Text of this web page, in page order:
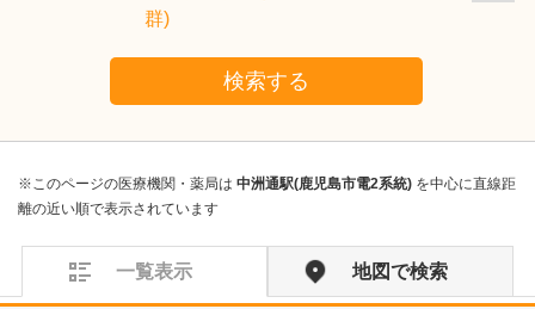
群)
検索する
※このページの医療機関・薬局は 中洲通駅(鹿児島市電2系統) を中心に直線距
離の近い順で表示されています
一覧表示 地図で検索